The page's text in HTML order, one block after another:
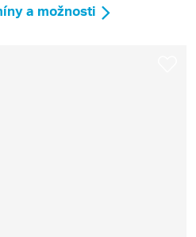
a možnosti